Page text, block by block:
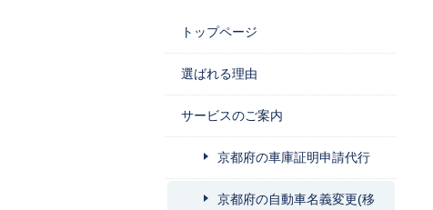
トップページ
選ばれる理由
サービスのご案内
京都府の車庫証明申請代行
京都府の自動車名義変更(移